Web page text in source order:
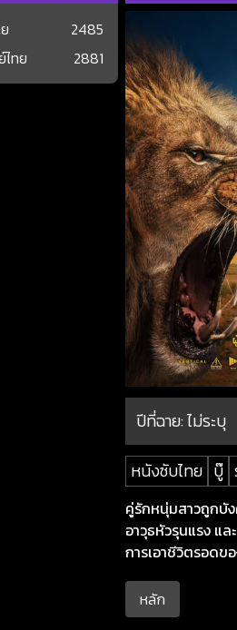
ปีที่ฉาย:ไม่ระบุ
หนังซับไทย บู๊
คู่รักหนุ่มสาวถูกบั
อาวุธหัวรุนแรง แ
การเอาชีวิตรอดขอ
หลัก
2485
ทย
2881